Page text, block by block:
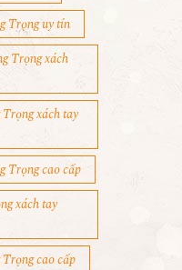
Trọng uy tín
Trọng xách
xách tay
Trọng cao cấp
xách tay
cao cấp